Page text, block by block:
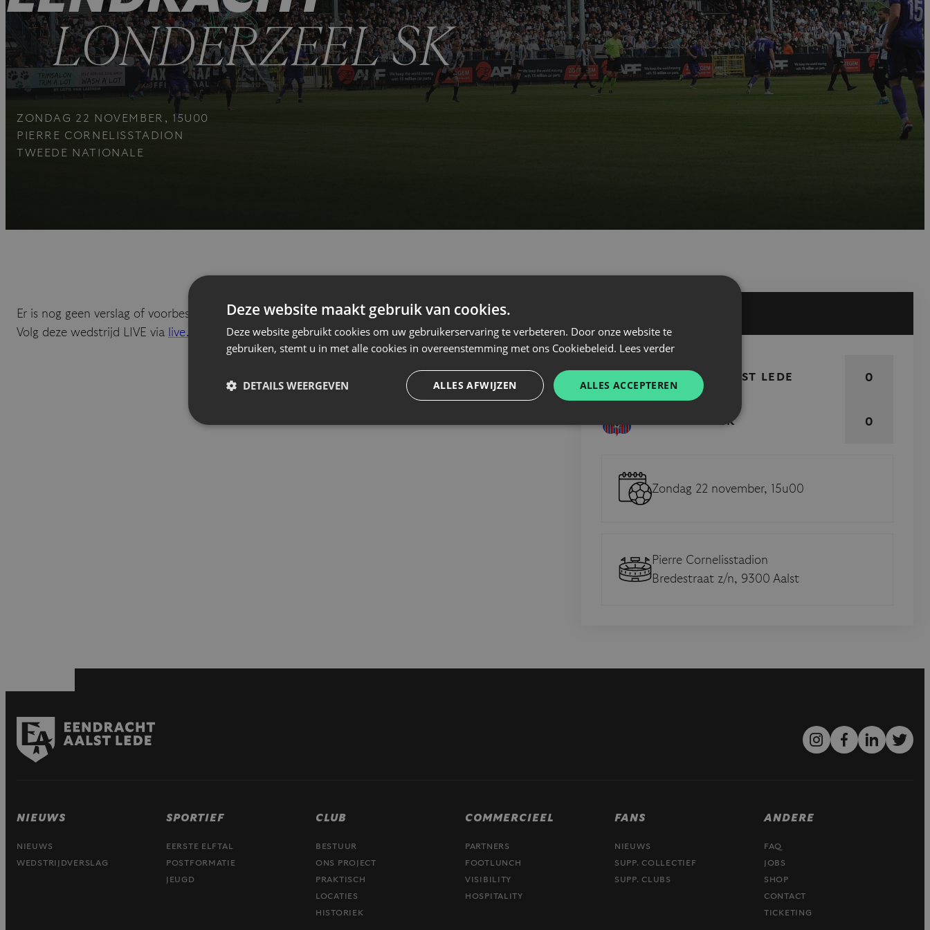
VS
LONDERZEEL SK
ZONDAG 22 NOVEMBER, 15U00
PIERRE CORNELISSTADION
TWEEDE NATIONALE
Er is nog geen verslag of voorbeschouwing beschikbaar.
Volg deze wedstrijd LIVE via
live.eendracht-aalst-lede.be
EENDRACHT AALST LEDE 0
LONDERZEEL SK 0
Zondag 22 november, 15u00
Pierre Cornelisstadion
Bredestraat z/n, 9300 Aalst
NIEUWS
NIEUWS
WEDSTRIJDVERSLAG
SPORTIEF
EERSTE ELFTAL
POSTFORMATIE
JEUGD
CLUB
BESTUUR
ONS PROJECT
PRAKTISCH
LOCATIES
HISTORIEK
COMMERCIEEL
PARTNERS
FOOTLUNCH
VISIBILITY
HOSPITALITY
FANS
NIEUWS
SUPP. COLLECTIEF
SUPP. CLUBS
ANDERE
FAQ
JOBS
SHOP
CONTACT
TICKETING
Deze website maakt gebruik van cookies.
Deze website gebruikt cookies om uw gebruikerservaring te verbeteren. Door onze website te
gebruiken, stemt u in met alle cookies in overeenstemming met ons Cookiebeleid. Lees verder
ALLES ACCEPTEREN
ALLES AFWIJZEN
DETAILS WEERGEVEN